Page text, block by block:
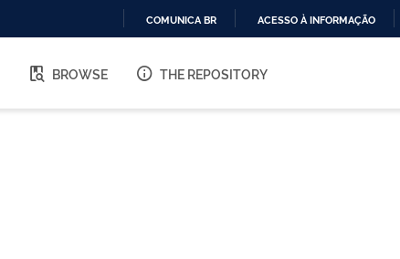
O
COMUNICA BR ACESSO À INFORMAÇÃO
BROWSE THE REPOSITORY